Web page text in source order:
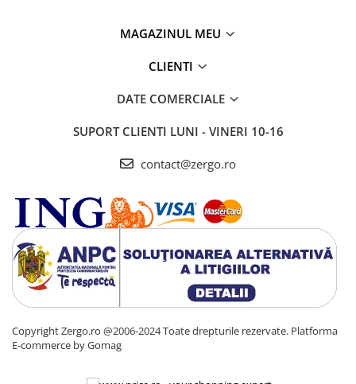
MAGAZINUL MEU
CLIENTI
DATE COMERCIALE
SUPORT CLIENTI LUNI - VINERI 10-16
contact@zergo.ro
Copyright Zergo.ro @2006-2024 Toate drepturile rezervate. Platforma
E-commerce by Gomag